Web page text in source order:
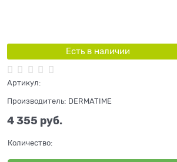
Есть в наличии
Артикул:
Производитель: DERMATIME
4 355 руб.
Количество: